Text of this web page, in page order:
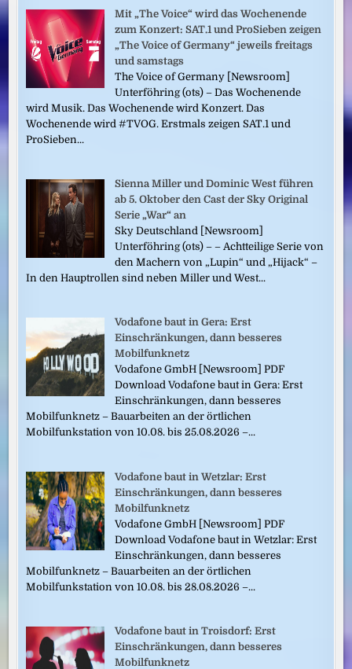
Mit „The Voice“ wird das Wochenende
zum Konzert: SAT.1 und ProSieben zeigen
„The Voice of Germany“ jeweils freitags
und samstags
The Voice of Germany [Newsroom]
Unterföhring (ots) – Das Wochenende
wird Musik. Das Wochenende wird Konzert. Das
Wochenende wird #TVOG. Erstmals zeigen SAT.1 und
ProSieben...
Sienna Miller und Dominic West führen
ab 5. Oktober den Cast der Sky Original
Serie „War“ an
Sky Deutschland [Newsroom]
Unterföhring (ots) – – Achtteilige Serie von
den Machern von „Lupin“ und „Hijack“ –
In den Hauptrollen sind neben Miller und West...
Vodafone baut in Gera: Erst
Einschränkungen, dann besseres
Mobilfunknetz
Vodafone GmbH [Newsroom] PDF
Download Vodafone baut in Gera: Erst
Einschränkungen, dann besseres
Mobilfunknetz – Bauarbeiten an der örtlichen
Mobilfunkstation von 10.08. bis 25.08.2026 –...
Vodafone baut in Wetzlar: Erst
Einschränkungen, dann besseres
Mobilfunknetz
Vodafone GmbH [Newsroom] PDF
Download Vodafone baut in Wetzlar: Erst
Einschränkungen, dann besseres
Mobilfunknetz – Bauarbeiten an der örtlichen
Mobilfunkstation von 10.08. bis 28.08.2026 –...
Vodafone baut in Troisdorf: Erst
Einschränkungen, dann besseres
Mobilfunknetz